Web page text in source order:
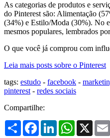
As categorias de produtos e
do Pinterest são: Alimentação
(34%) e Estilo/Moda (30%). No
mesmos populares, lembrados
O que você já comprou com
Leia mais posts sobre o Pinterest
tags: estudo - facebook -
pinterest- redes sociais
Compartilhe:
Share FacebookLinkedInWhatsApp
X